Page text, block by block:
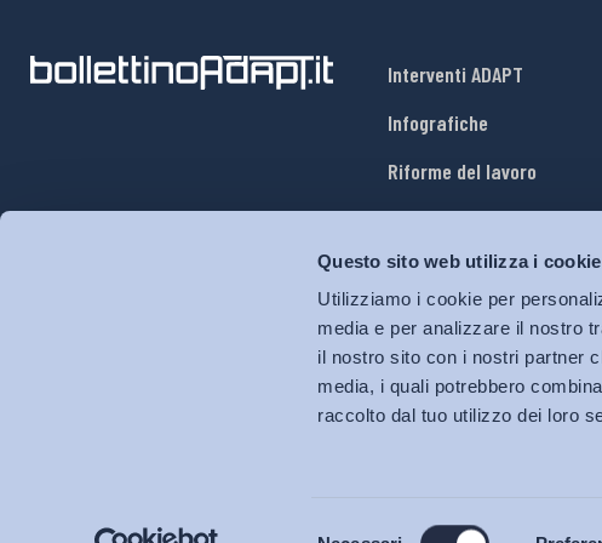
Questo sito web utilizza i cookie
Utilizziamo i cookie per
media e per analizzare il nostro
il nostro sito con i nostri partner
media, i quali potrebbero
raccolto dal tuo utilizzo dei loro
Interventi ADAPT
Infografiche
Riforme del lavoro
Mercato del lavoro
Relazioni industriali
Salute e sicurezza
Welfare
©